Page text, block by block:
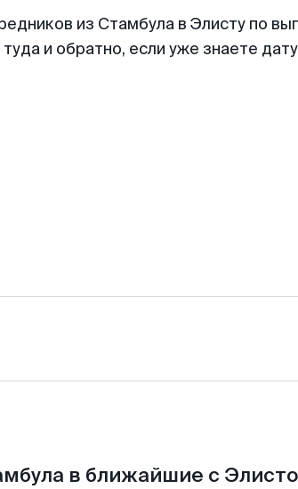
из Стамбула в Элисту по
и обратно, если уже знаете
в ближайшие с